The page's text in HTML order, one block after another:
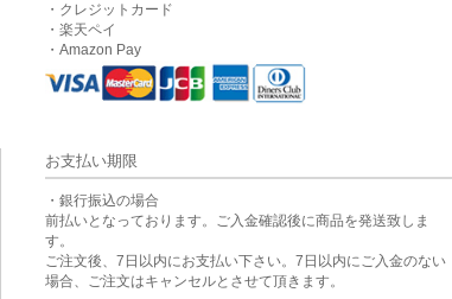
・クレジットカード
・楽天ペイ
・Amazon Pay
お支払い期限
・銀行振込の場合
前払いとなっております。ご入金確認後に商品を発送致しま
す。
ご注文後、7日以内にお支払い下さい。7日以内にご入金のない
場合、ご注文はキャンセルとさせて頂きます。